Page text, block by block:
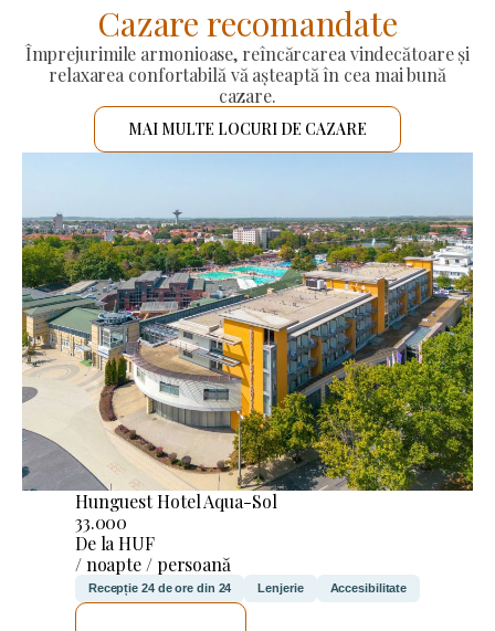
Cazare recomandate
Împrejurimile armonioase, reîncărcarea vindecătoare și
relaxarea confortabilă vă așteaptă în cea mai bună
cazare.
MAI MULTE LOCURI DE CAZARE
Hunguest Hotel Aqua-Sol
33.000
De la HUF
/ noapte / persoană
Recepție 24 de ore din 24 Lenjerie Accesibilitate